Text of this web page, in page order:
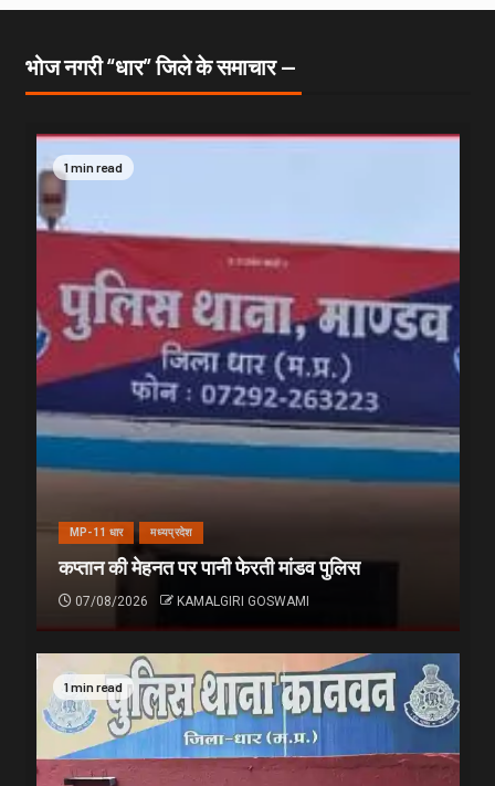
भोज नगरी “धार” जिले के समाचार —
1 min read
MP-11 धार मध्यप्रदेश
कप्तान की मेहनत पर पानी फेरती मांडव पुलिस
07/08/2026 KAMALGIRI GOSWAMI
1 min read